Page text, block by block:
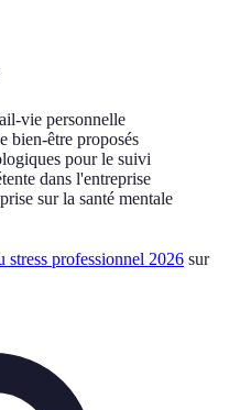
vie personnelle
bien-être proposés
pour le suivi
dans l'entreprise
sur la santé mentale
stress professionnel 2026 sur